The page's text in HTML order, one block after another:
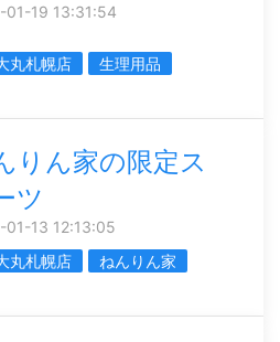
01-19 13:31:54
丸札幌店
生理用品
りん家の限定ス
ツ
01-13 12:13:05
丸札幌店
ねんりん家